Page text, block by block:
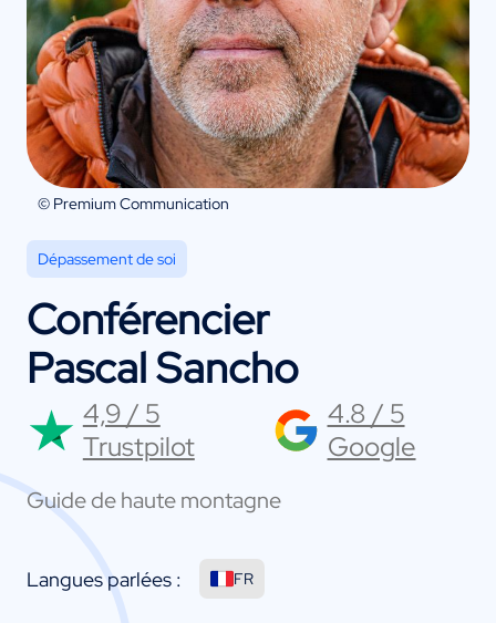
© Premium Communication
Dépassement de soi
Conférencier
Pascal Sancho
4,9 / 5
Trustpilot
4.8 / 5
Google
Guide de haute montagne
Langues parlées : FR